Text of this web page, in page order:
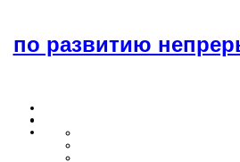
по развитию